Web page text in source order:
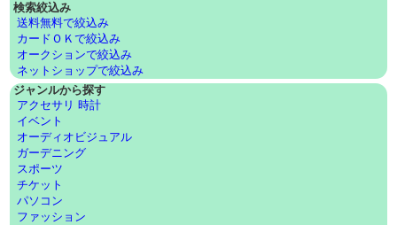
検索絞込み
送料無料で絞込み
カードＯＫで絞込み
オークションで絞込み
ネットショップで絞込み
ジャンルから探す
アクセサリ 時計
イベント
オーディオビジュアル
ガーデニング
スポーツ
チケット
パソコン
ファッション